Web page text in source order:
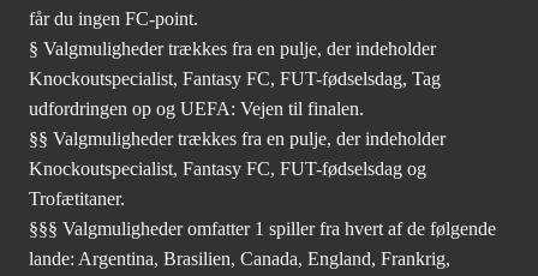
får du ingen FC-point.
§ Valgmuligheder trækkes fra en pulje, der indeholder
Knockoutspecialist, Fantasy FC, FUT-fødselsdag, Tag
udfordringen op og UEFA: Vejen til finalen.
§§ Valgmuligheder trækkes fra en pulje, der indeholder
Knockoutspecialist, Fantasy FC, FUT-fødselsdag og
Trofætitaner.
§§§ Valgmuligheder omfatter 1 spiller fra hvert af de følgende
lande: Argentina, Brasilien, Canada, England, Frankrig,